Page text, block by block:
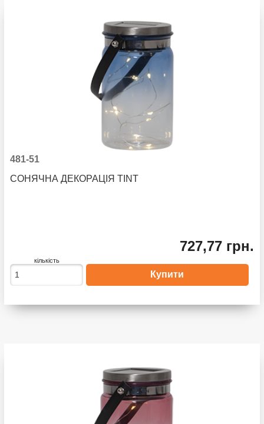
481-51
СОНЯЧНА ДЕКОРАЦІЯ TINT
727,77 грн.
кількість